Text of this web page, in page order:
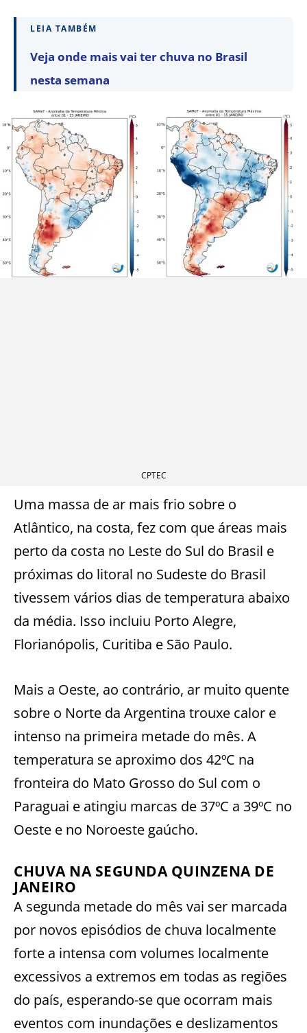
LEIA TAMBÉM
Veja onde mais vai ter chuva no Brasil
nesta semana
CPTEC
Uma massa de ar mais frio sobre o
Atlântico, na costa, fez com que áreas mais
perto da costa no Leste do Sul do Brasil e
próximas do litoral no Sudeste do Brasil
tivessem vários dias de temperatura abaixo
da média. Isso incluiu Porto Alegre,
Florianópolis, Curitiba e São Paulo.
Mais a Oeste, ao contrário, ar muito quente
sobre o Norte da Argentina trouxe calor e
intenso na primeira metade do mês. A
temperatura se aproximo dos 42ºC na
fronteira do Mato Grosso do Sul com o
Paraguai e atingiu marcas de 37ºC a 39ºC no
Oeste e no Noroeste gaúcho.
CHUVA NA SEGUNDA QUINZENA DE
JANEIRO
A segunda metade do mês vai ser marcada
por novos episódios de chuva localmente
forte a intensa com volumes localmente
excessivos a extremos em todas as regiões
do país, esperando-se que ocorram mais
eventos com inundações e deslizamentos